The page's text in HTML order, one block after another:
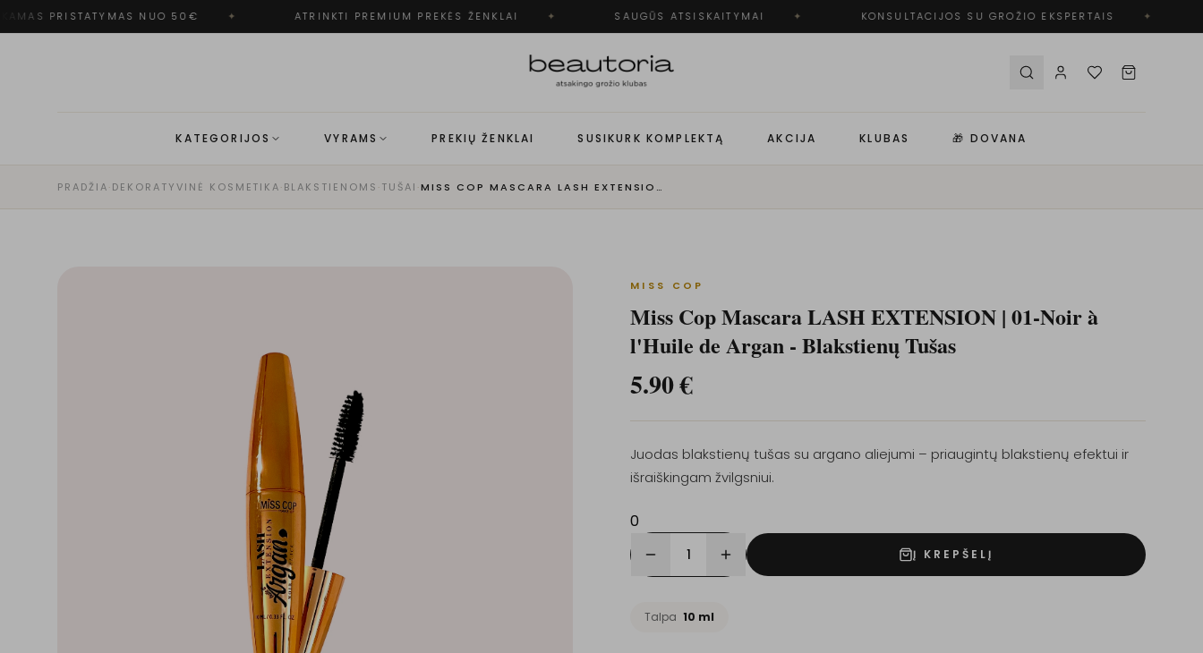
PRISTATYMAS NUO 50€ ATRINKTI PREMIUM PREKĖS ŽENKLAI SAUGŪS ATSISKAITYMAI KONSULTACIJOS SU GROŽIO EKSPERTAIS
KATEGORIJOS VYRAMS PREKIŲ ŽENKLAI SUSIKURK KOMPLEKTĄ AKCIJA KLUBAS 🎁 DOVANA
PRADŽIA·DEKORATYVINĖ KOSMETIKA·BLAKSTIENOMS ·TUŠAI · MISS COP MASCARA LASH EXTENSION | 01-NOIR À L'HUILE DE ARGAN - BLAKSTIENŲ TUŠAS
MISS COP
Miss Cop Mascara LASH EXTENSION | 01-Noir à
l'Huile de Argan - Blakstienų Tušas
5.90€
Juodas blakstienų tušas su argano aliejumi – priaugintų blakstienų efektui ir
išraiškingam žvilgsniui.
0
1 Į KREPŠELĮ
Talpa 10 ml